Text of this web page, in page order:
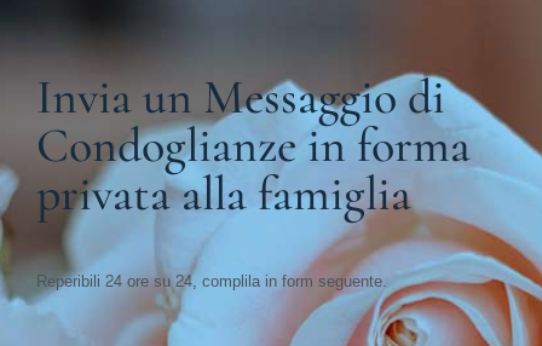
Invia un Messaggio di
Condoglianze in forma
privata alla famiglia
Reperibili 24 ore su 24, complila in form seguente.